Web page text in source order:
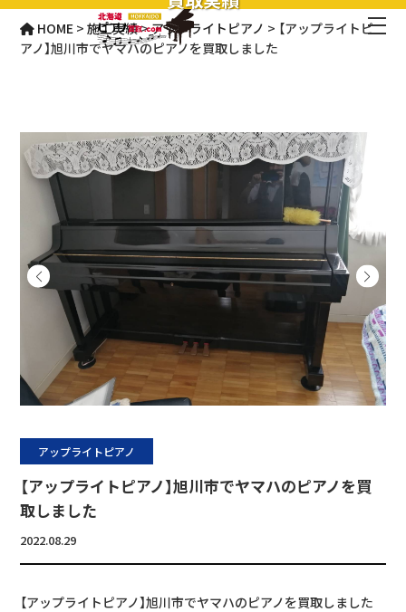
HOME >施工実績>アップライトピアノ > 【アップライトピ
アノ】旭川市でヤマハのピアノを買取しました
アップライトピアノ
【アップライトピアノ】旭川市でヤマハのピアノを買
取しました
2022.08.29
【アップライトピアノ】旭川市でヤマハのピアノを買取しました